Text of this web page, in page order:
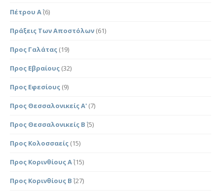
Πέτρου Α΄(6)
Πράξεις Των Αποστόλων (61)
Προς Γαλάτας (19)
Προς Εβραίους (32)
Προς Εφεσίους (9)
Προς Θεσσαλονικείς Α' (7)
Προς Θεσσαλονικείς Β΄ (5)
Προς Κολοσσαείς (15)
Προς Κορινθίους Α΄(15)
Προς Κορινθίους Β΄ (27)